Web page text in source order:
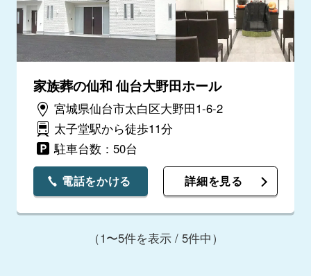
家族葬の仙和 仙台大野田ホール
宮城県仙台市太白区大野田1-6-2
太子堂駅から徒歩11分
駐車台数：50台
電話をかける 詳細を見る
（1〜5件を表示 / 5件中）